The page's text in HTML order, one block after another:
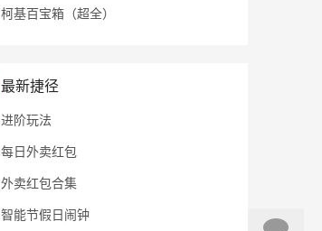
柯基百宝箱（超全）
最新捷径
进阶玩法
每日外卖红包
外卖红包合集
智能节假日闹钟